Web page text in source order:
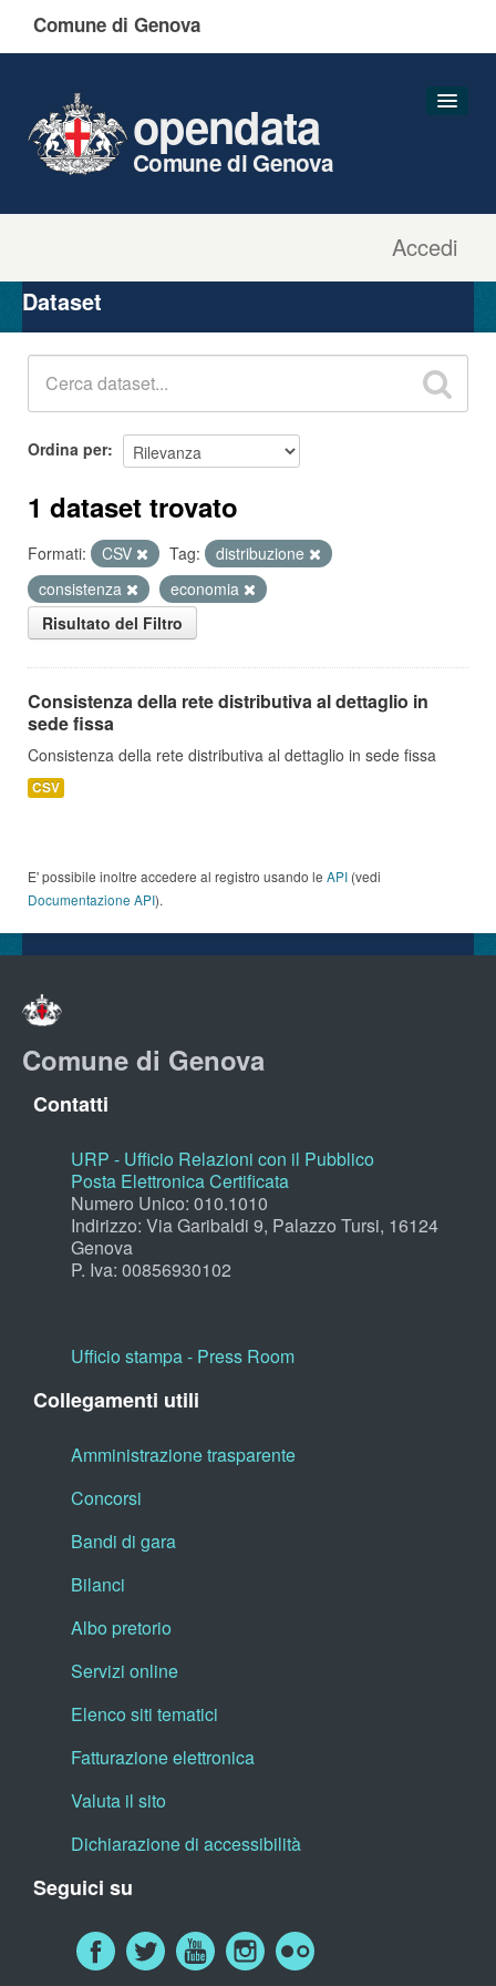
Comune di Genova
Accedi
opendata
Comune di Genova
Organizzazioni
Gruppi
Dataset
Ordina per
1 dataset trovato
Formati: CSV Tag:
distribuzione
consistenza
economia
Risultato del Filtro
Consistenza della rete distributiva al dettaglio in
sede fissa
Consistenza della rete distributiva al dettaglio in sede fissa
CSV
E' possibile inoltre accedere al registro usando le API (vedi
Documentazione API).
Comune di Genova
Contatti
URP - Ufficio Relazioni con il Pubblico
Posta Elettronica Certificata
Numero Unico: 010.1010
Indirizzo: Via Garibaldi 9, Palazzo Tursi, 16124
Genova
P. Iva: 00856930102
Ufficio stampa - Press Room
Collegamenti utili
Amministrazione trasparente
Concorsi
Bandi di gara
Bilanci
Albo pretorio
Servizi online
Elenco siti tematici
Fatturazione elettronica
Valuta il sito
Dichiarazione di accessibilità
Seguici su